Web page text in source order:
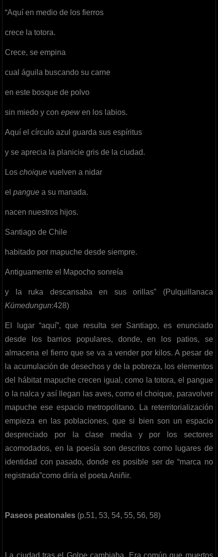
“Aquí en medio de los fierros
crece la totora.
Crece, se empina
cual águila buscando su carne
en este bosque de polvo
sin miedo y conepewen los labios.
Aquí el círculo azul guarda sus espíritus
y se aprecia la planicie gris de la ciudad.
Loschoique vuelven a nidar
elpangue a su manada.
nacen nuestros hijos.
Santiago de Chile
habitado por mapuche desde siempre.
Antiguamente el Mapocho sonreía
y la ruka descansaba en sus orillas” (Pulquillanaca
Kümedungun:428)
El lugar “aquí”, que resulta ser Santiago, es enunciado
desde los barrios populares, donde, en los patios, se
almacena el fierro que se va a vender por kilos. A pesar de
la acumulación de desechos y de la pobreza, los elementos
del hábitat mapuche crecen igual, como la totora, el pangue
o la nalca y así llegan las aves, como el choique, paravolver
mapuche ese espacio metropolitano. La reterritorialización
empieza en las poblaciones, que si bien son un espacio
despreciado por la clase media y por los sectores
acomodados, en la poesía son descritos como lugares de
identidad con pasado, donde es posible ser de “marca no
registrada”como diría el poeta Aniñir.
Paseos peatonales (p.51, 53, 54, 55, 56, 58)
La ciudad tras el Golpe cambiaba. Era común que muertos